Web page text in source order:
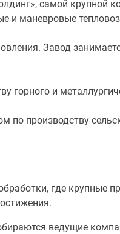
самой крупной
и маневровые
Завод
горного и
производству
где крупные
ведущие